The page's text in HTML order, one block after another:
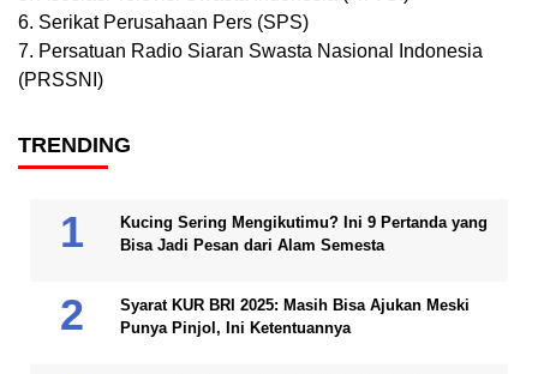
6. Serikat Perusahaan Pers (SPS)
7. Persatuan Radio Siaran Swasta Nasional Indonesia
(PRSSNI)
TRENDING
Kucing Sering Mengikutimu? Ini 9 Pertanda yang
Bisa Jadi Pesan dari Alam Semesta
Syarat KUR BRI 2025: Masih Bisa Ajukan Meski
Punya Pinjol, Ini Ketentuannya